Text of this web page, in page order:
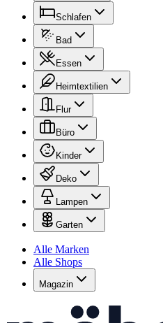
Schlafen
Bad
Essen
Heimtextilien
Flur
Büro
Kinder
Deko
Lampen
Garten
Alle Marken
Alle Shops
Magazin